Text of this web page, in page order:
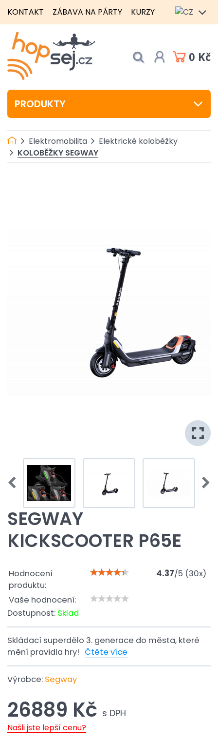
KONTAKT ZÁBAVA NA PÁRTY KURZY
0 Kč
PRODUKTY
Elektromobilita
Elektrické koloběžky
KOLOBĚŽKY SEGWAY
SEGWAY
KICKSCOOTER P65E
Hodnocení
produktu:
4.37/5 (30x)
Vaše hodnocení:
Dostupnost: Sklad
Skládací superdělo 3. generace do města, které
mění pravidla hry! Čtěte více
Výrobce: Segway
26889 Kč s DPH
Našli jste lepší cenu?